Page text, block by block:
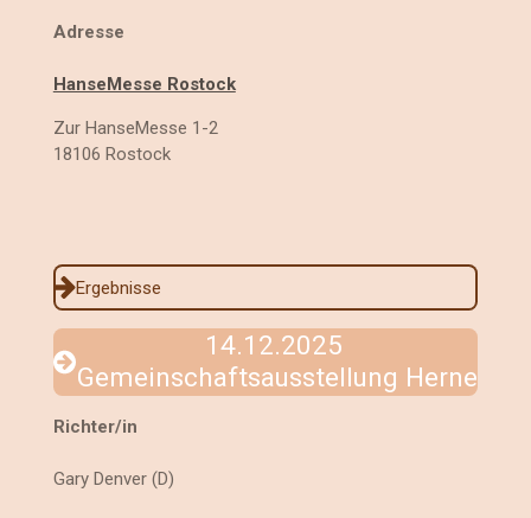
Adresse
HanseMesse Rostock
Zur HanseMesse 1-2
18106 Rostock
Ergebnisse
14.12.2025
Gemeinschaftsausstellung Herne
Richter/in
Gary Denver (D)